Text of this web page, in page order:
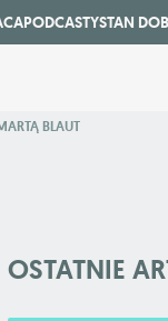
PODCASTYSTAN
BLAUT
OSTATNIE